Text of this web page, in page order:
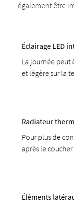
également être
Éclairage LED
La journée peut
et légère sur la
Radiateur
Pour plus de
après le
Éléments